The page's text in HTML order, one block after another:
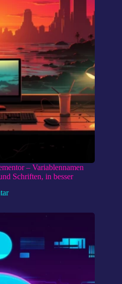
– Variablennamen
Schriften, in besser